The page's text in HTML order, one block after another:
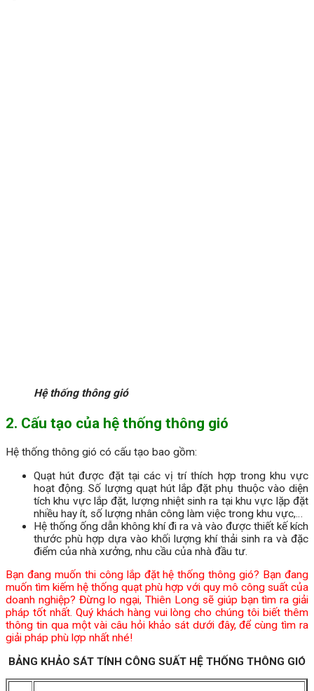
Hệ thống thông gió
2. Cấu tạo của hệ thống thông gió
Hệ thống thông gió có cấu tạo bao gồm:
Quạt hút được đặt tại các vị trí thích hợp trong khu vực
hoạt động. Số lượng quạt hút lắp đặt phụ thuộc vào diện
tích khu vực lắp đặt, lượng nhiệt sinh ra tại khu vực lặp đặt
nhiều hay ít, số lượng nhân công làm việc trong khu vực,…
Hệ thống ống dẫn không khí đi ra và vào được thiết kế kích
thước phù hợp dựa vào khối lượng khí thải sinh ra và đặc
điểm của nhà xưởng, nhu cầu của nhà đầu tư.
Bạn đang muốn thi công lắp đặt hệ thống thông gió? Bạn đang
muốn tìm kiếm hệ thống quạt phù hợp với quy mô công suất của
doanh nghiệp? Đừng lo ngại, Thiên Long sẽ giúp bạn tìm ra giải
pháp tốt nhất. Quý khách hàng vui lòng cho chúng tôi biết thêm
thông tin qua một vài câu hỏi khảo sát dưới đây, để cùng tìm ra
giải pháp phù lợp nhất nhé!
BẢNG KHẢO SÁT TÍNH CÔNG SUẤT HỆ THỐNG THÔNG GIÓ